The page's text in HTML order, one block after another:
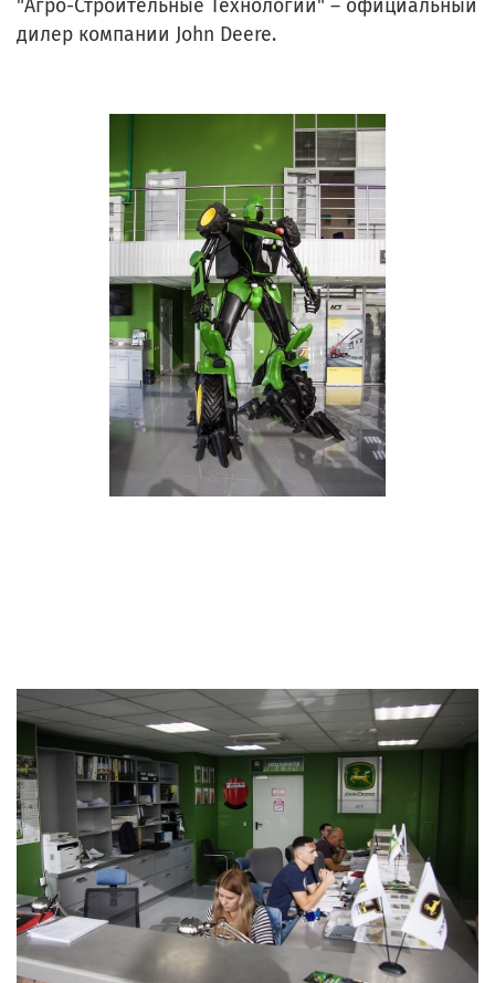
"Агро-Строительные Технологии" – официальный
дилер компании John Deere.